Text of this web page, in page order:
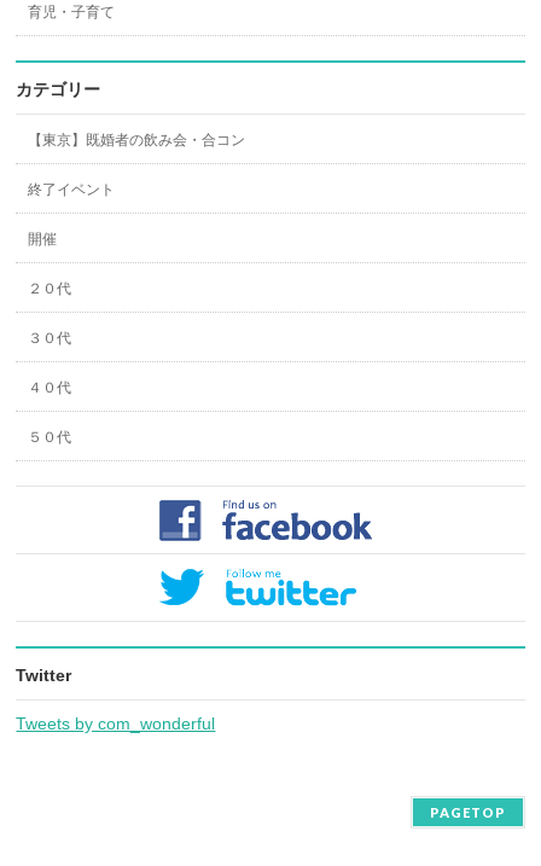
育児・子育て
カテゴリー
【東京】既婚者の飲み会・合コン
終了イベント
開催
２０代
３０代
４０代
５０代
Twitter
Tweets by com_wonderful
PAGETOP